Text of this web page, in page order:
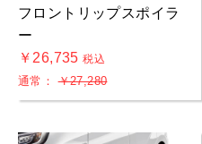
フロントリップスポイラ
ー
￥26,735税込
通常：￥27,280